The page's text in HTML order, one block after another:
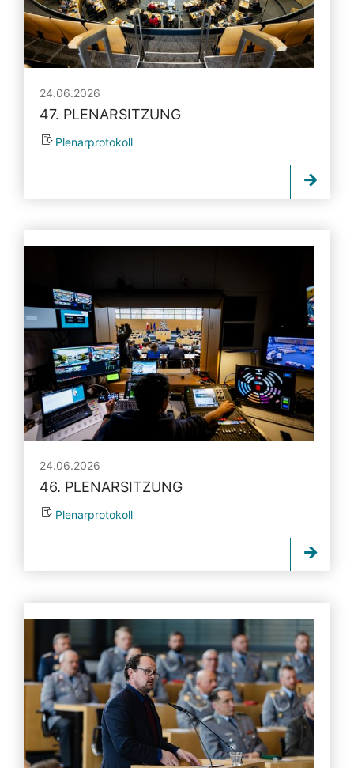
24.06.2026
47. PLENARSITZUNG
Plenarprotokoll
24.06.2026
46. PLENARSITZUNG
Plenarprotokoll